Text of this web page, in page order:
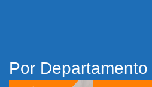
Por Departamento